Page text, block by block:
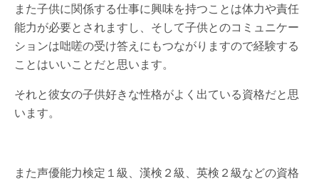
また子供に関係する仕事に興味を持つことは体力や責任
能力が必要とされますし、そして子供とのコミュニケー
ションは咄嗟の受け答えにもつながりますので経験する
ことはいいことだと思います。
それと彼女の子供好きな性格がよく出ている資格だと思
います。
また声優能力検定１級、漢検２級、英検２級などの資格